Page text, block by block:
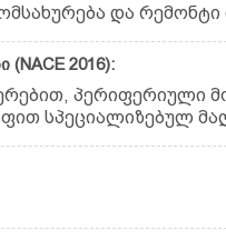
და რემონტი
2016):
პერიფერიული
სპეციალიზებულ